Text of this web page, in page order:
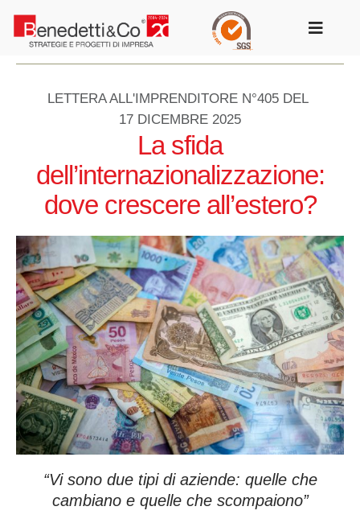
contenuto
Toggle
LETTERA ALL'IMPRENDITORE N°405 DEL
17 DICEMBRE 2025
La sfida
dell’internazionalizzazione:
dove crescere all’estero?
“Vi sono due tipi di aziende: quelle che
cambiano e quelle che scompaiono”